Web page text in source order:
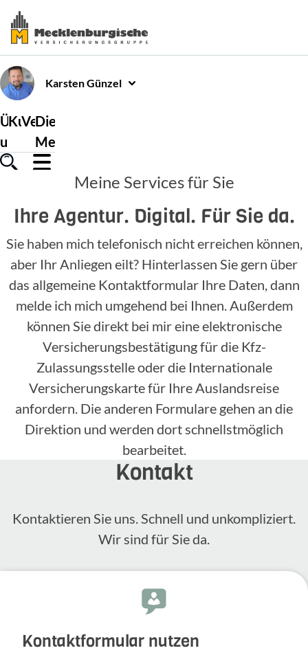
KarstenGünzel
Über
uns
Kundenservice
Versicherungen
Die
Mecklenburgische
Meine Services für Sie
Ihre Agentur. Digital. Für Sie da.
Sie haben mich telefonisch nicht erreichen können,
aber Ihr Anliegen eilt? Hinterlassen Sie gern über
das allgemeine Kontaktformular Ihre Daten, dann
melde ich mich umgehend bei Ihnen. Außerdem
können Sie direkt bei mir eine elektronische
Versicherungsbestätigung für die Kfz-
Zulassungsstelle oder die Internationale
Versicherungskarte für Ihre Auslandsreise
anfordern. Die anderen Formulare gehen an die
Direktion und werden dort schnellstmöglich
bearbeitet.
Kontakt
Kontak­tieren Sie uns. Schnell und unkom­pli­ziert.
Wir sind für Sie da.
Kontakt­for­mular nutzen